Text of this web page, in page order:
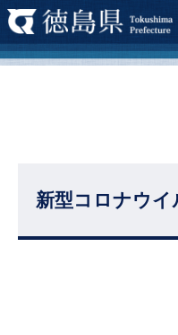
新型コロナウイ